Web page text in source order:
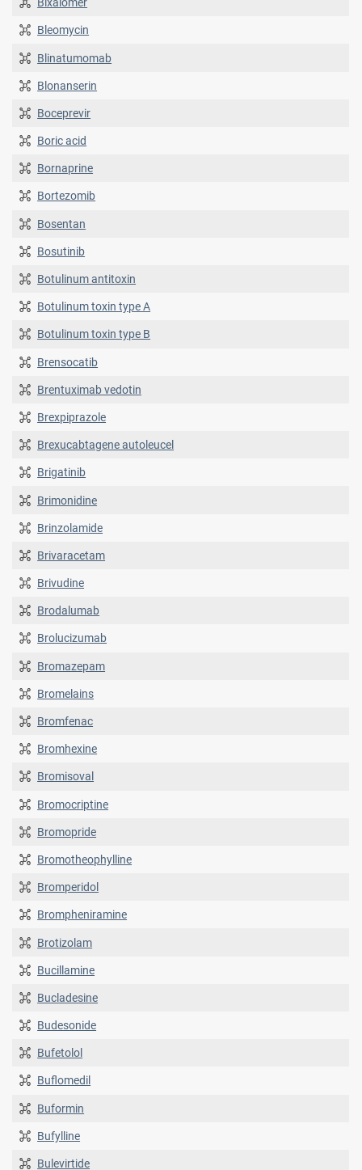
Bleomycin
Blinatumomab
Blonanserin
Boceprevir
Boric acid
Bornaprine
Bortezomib
Bosentan
Bosutinib
Botulinum antitoxin
Botulinum toxin type A
Botulinum toxin type B
Brensocatib
Brentuximab vedotin
Brexpiprazole
Brexucabtagene autoleucel
Brigatinib
Brimonidine
Brinzolamide
Brivaracetam
Brivudine
Brodalumab
Brolucizumab
Bromazepam
Bromelains
Bromfenac
Bromhexine
Bromisoval
Bromocriptine
Bromopride
Bromotheophylline
Bromperidol
Brompheniramine
Brotizolam
Bucillamine
Bucladesine
Budesonide
Bufetolol
Buflomedil
Buformin
Bufylline
Bulevirtide